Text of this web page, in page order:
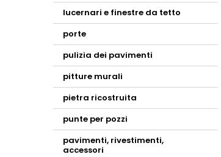
lucernari e finestre da tetto
porte
pulizia dei pavimenti
pitture murali
pietra ricostruita
punte per pozzi
pavimenti, rivestimenti,
accessori